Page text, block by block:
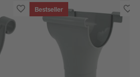
Bestseller